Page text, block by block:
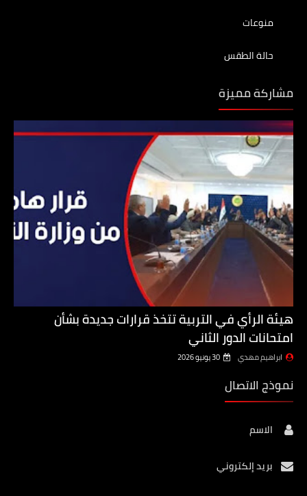
منوعات
حالة الطقس
مشاركة مميزة
هيئة الرأي في التربية تتخذ قرارات جديدة بشأن
امتحانات الدور الثاني
ابراهيم مهدي 30 يونيو 2026
نموذج الاتصال
الاسم
بريد إلكتروني